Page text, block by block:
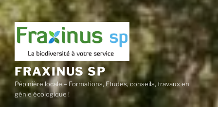
FRAXINUS SP
Pépinière locale – Formations, Etudes, conseils, travaux en
génie écologique !